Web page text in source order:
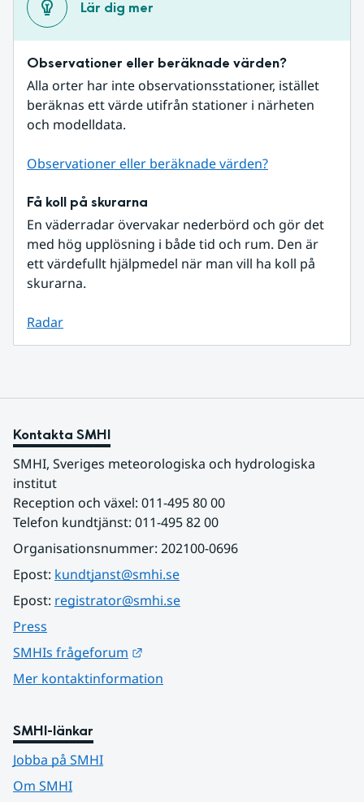
Lär dig mer
Observationer eller beräknade värden?
Alla orter har inte observationsstationer, istället
beräknas ett värde utifrån stationer i närheten
och modelldata.
Observationer eller beräknade värden?
Få koll på skurarna
En väderradar övervakar nederbörd och gör det
med hög upplösning i både tid och rum. Den är
ett värdefullt hjälpmedel när man vill ha koll på
skurarna.
Radar
Kontakta SMHI
SMHI, Sveriges meteorologiska och hydrologiska
institut
Reception och växel: 011-495 80 00
Telefon kundtjänst: 011-495 82 00
Organisationsnummer: 202100-0696
Epost: kundtjanst@smhi.se
Epost: registrator@smhi.se
Press
SMHIs frågeforum
Mer kontaktinformation
SMHI-länkar
Jobba på SMHI
Om SMHI